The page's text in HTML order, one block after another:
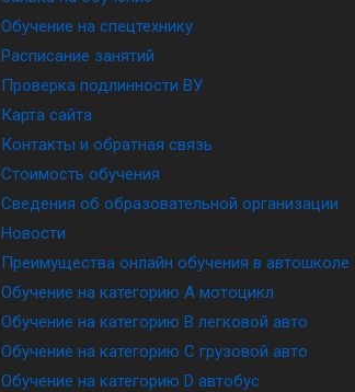
Обучение на спецтехнику
Расписание занятий
Проверка подлинности ВУ
Карта сайта
Контакты и обратная связь
Стоимость обучения
Сведения об образовательной организации
Новости
Преимущества онлайн обучения в автошколе
Обучение на категорию A мотоцикл
Обучение на категорию B легковой авто
Обучение на категорию C грузовой авто
Обучение на категорию D автобус